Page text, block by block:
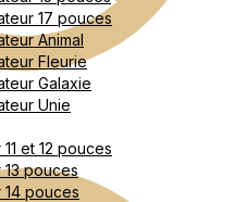
17 pouces
Animal
Fleurie
Galaxie
Unie
et 12 pouces
pouces
pouces